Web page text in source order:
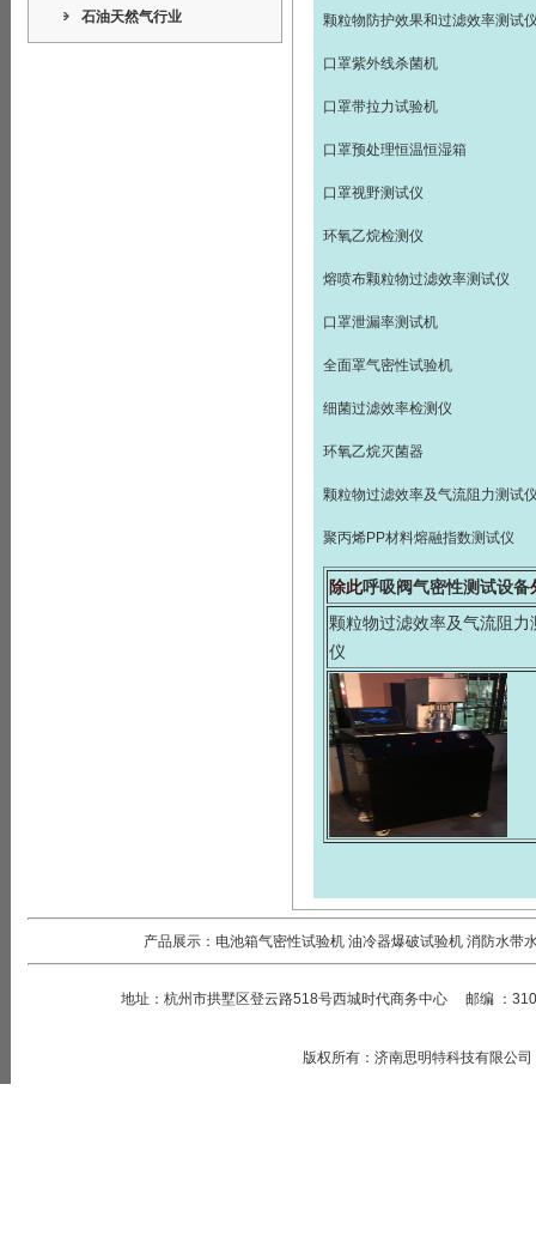
石油天然气行业
颗粒物防护效果和过滤效率测试
口罩紫外线杀菌机
口罩带拉力试验机
口罩预处理恒温恒湿箱
口罩视野测试仪
环氧乙烷检测仪
熔喷布颗粒物过滤效率测试仪
口罩泄漏率测试机
全面罩气密性试验机
细菌过滤效率检测仪
环氧乙烷灭菌器
颗粒物过滤效率及气流阻力测试
聚丙烯PP材料熔融指数测试仪
除此呼吸阀气密性测试设备
颗粒物过滤效率及气流阻力
仪
产品展示： 电池箱气密性试验机 油冷器爆破试验机 消防水带
地址： 杭州市拱墅区登云路518号西城时代商务中心 邮编 ：
版权所有： 济南思明特科技有限公司